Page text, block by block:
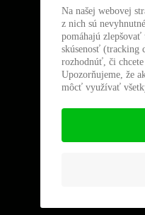
Na našej webovej
z nich sú
pomáhajú
skúsenosť (tracking
rozhodnúť, či
Upozorňujeme, že
môcť využívať